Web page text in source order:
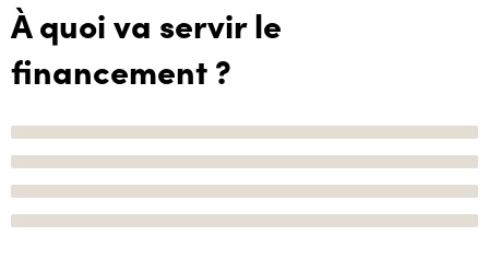
À quoi va servir le
financement ?